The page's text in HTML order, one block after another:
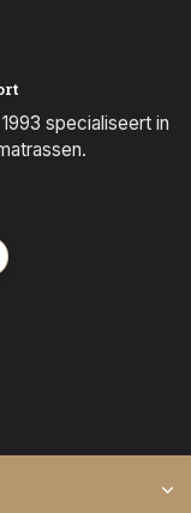
specialiseert in